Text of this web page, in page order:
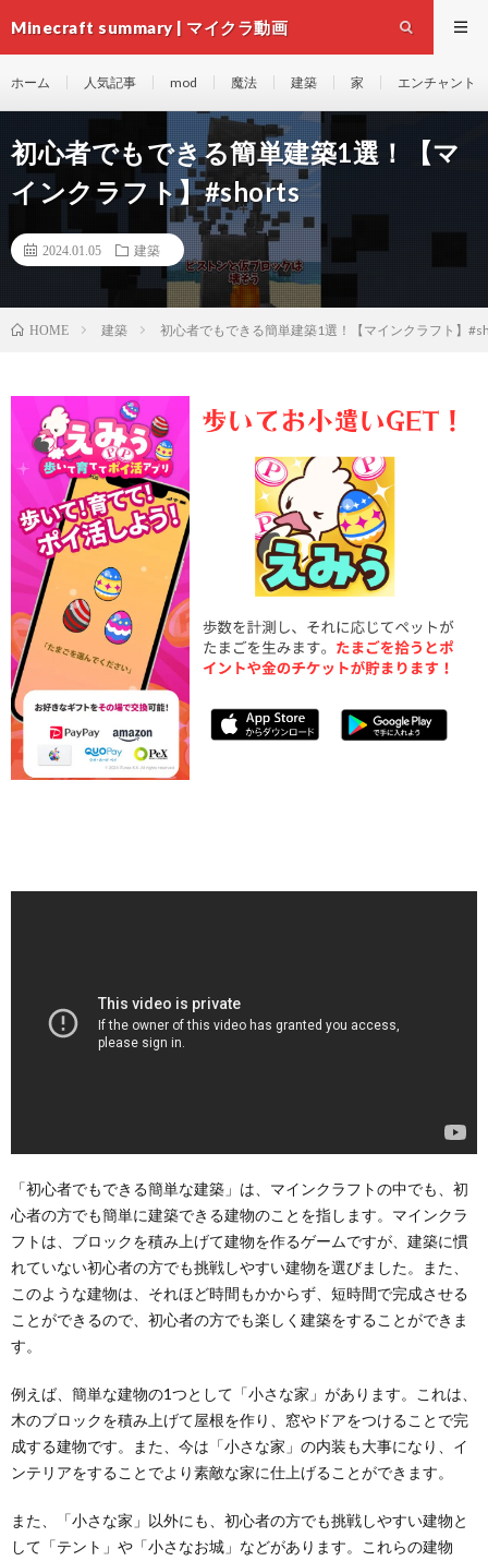
Minecraft summary | マイクラ動画
ホーム 人気記事 mod 魔法 建築 家 エンチャント
初心者でもできる簡単建築1選！【マ
インクラフト】#shorts
2024.01.05 建築
HOME 建築 初心者でもできる簡単建築1選！【マインクラフト】
「初心者でもできる簡単な建築」は、マインクラフトの中でも、初
心者の方でも簡単に建築できる建物のことを指します。マインクラ
フトは、ブロックを積み上げて建物を作るゲームですが、建築に慣
れていない初心者の方でも挑戦しやすい建物を選びました。また、
このような建物は、それほど時間もかからず、短時間で完成させる
ことができるので、初心者の方でも楽しく建築をすることができま
す。
例えば、簡単な建物の1つとして「小さな家」があります。これは、
木のブロックを積み上げて屋根を作り、窓やドアをつけることで完
成する建物です。また、今は「小さな家」の内装も大事になり、イ
ンテリアをすることでより素敵な家に仕上げることができます。
また、「小さな家」以外にも、初心者の方でも挑戦しやすい建物と
して「テント」や「小さなお城」などがあります。これらの建物